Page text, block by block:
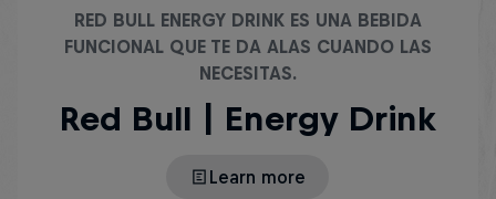
RED BULL ENERGY DRINK ES UNA BEBIDA
FUNCIONAL QUE TE DA ALAS CUANDO LAS
NECESITAS.
Red Bull | Energy Drink
Learn more